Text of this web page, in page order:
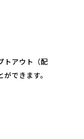
トアウト（配
できます。